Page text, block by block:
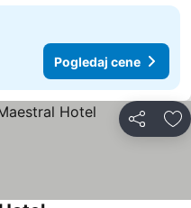
Pogledaj cene
Deli